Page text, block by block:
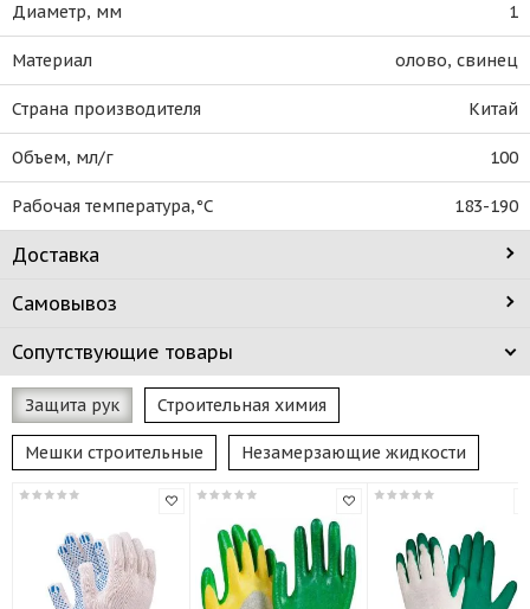
Диаметр, мм 1
Материал олово, свинец
Страна производителя Китай
Объем, мл/г 100
Рабочая температура,°C 183-190
Доставка
Самовывоз
Сопутствующие товары
Защита рук Строительная химия
Мешки строительные Незамерзающие жидкости